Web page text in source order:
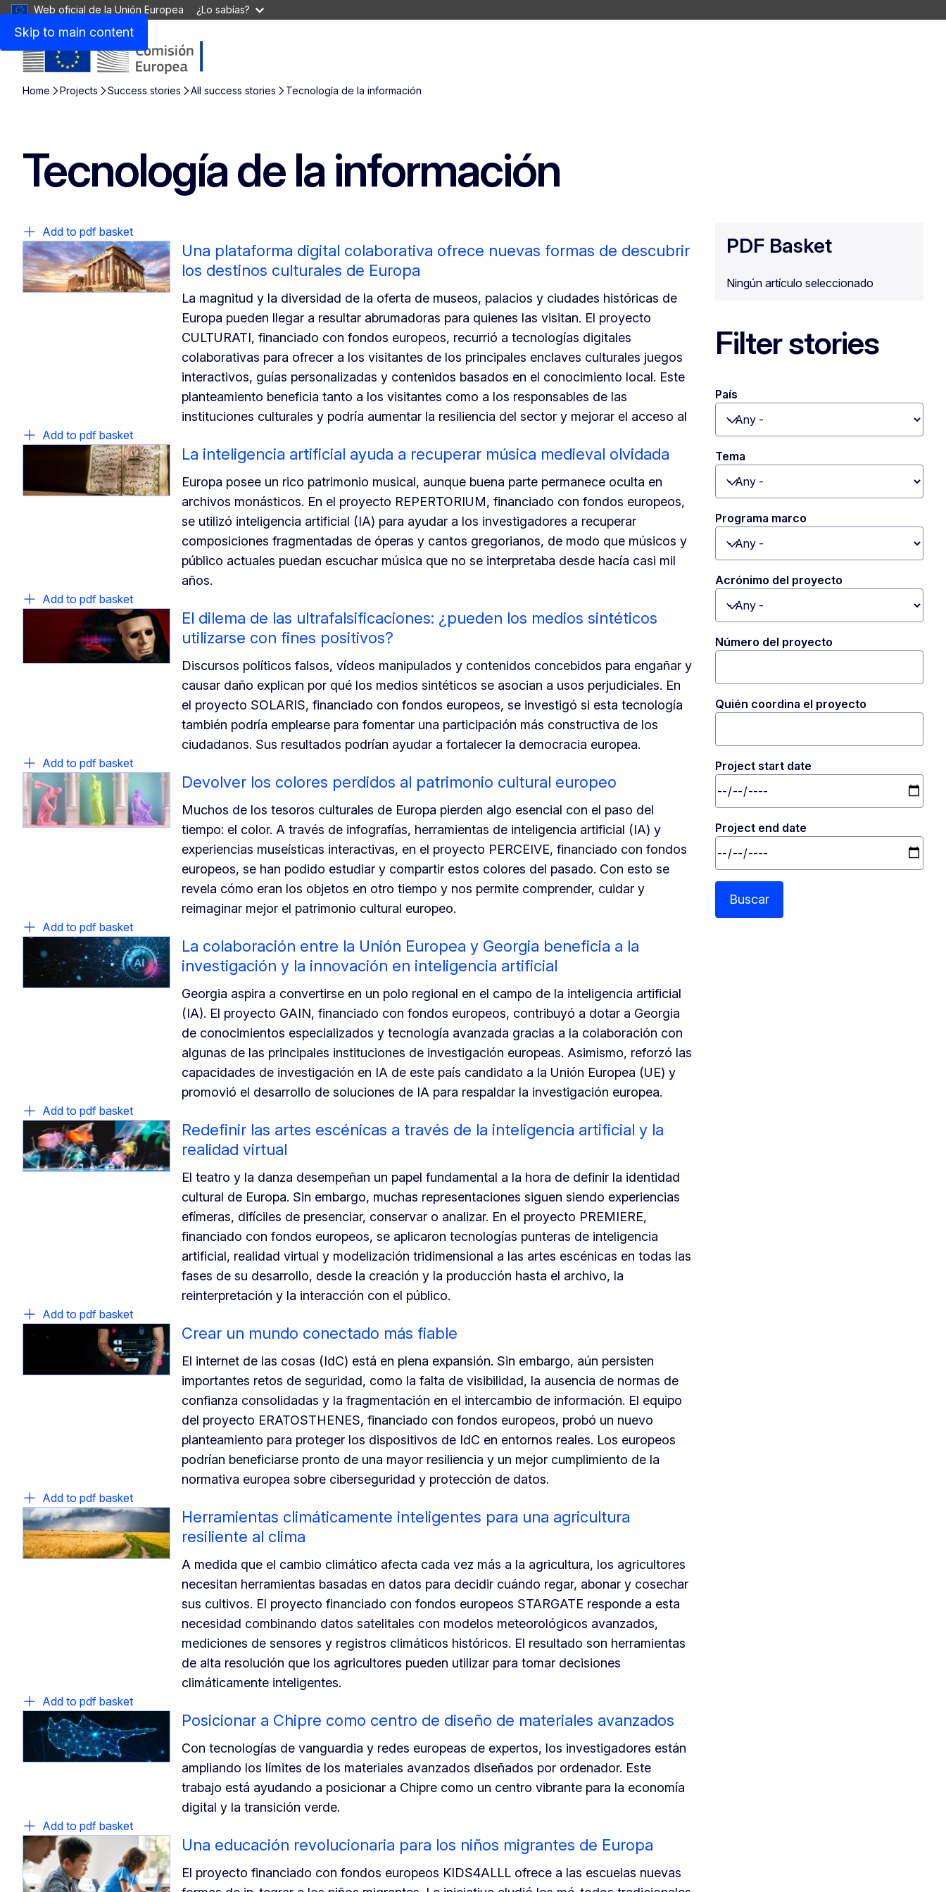
Skip to main content
Web oficial de la Unión Europea ¿Lo sabías?
Home Projects Success stories All success stories Tecnología de la información
Tecnología de la información
Add to pdf basket
Una plataforma digital colaborativa ofrece nuevas formas de descubrir
los destinos culturales de Europa
La magnitud y la diversidad de la oferta de museos, palacios y ciudades históricas de
Europa pueden llegar a resultar abrumadoras para quienes las visitan. El proyecto
CULTURATI, financiado con fondos europeos, recurrió a tecnologías digitales
colaborativas para ofrecer a los visitantes de los principales enclaves culturales juegos
interactivos, guías personalizadas y contenidos basados en el conocimiento local. Este
planteamiento beneficia tanto a los visitantes como a los responsables de las
instituciones culturales y podría aumentar la resiliencia del sector y mejorar el acceso al
Add to pdf basket
La inteligencia artificial ayuda a recuperar música medieval olvidada
Europa posee un rico patrimonio musical, aunque buena parte permanece oculta en
archivos monásticos. En el proyecto REPERTORIUM, financiado con fondos europeos,
se utilizó inteligencia artificial (IA) para ayudar a los investigadores a recuperar
composiciones fragmentadas de óperas y cantos gregorianos, de modo que músicos y
público actuales puedan escuchar música que no se interpretaba desde hacía casi mil
años.
Add to pdf basket
El dilema de las ultrafalsificaciones: ¿pueden los medios sintéticos
utilizarse con fines positivos?
Discursos políticos falsos, vídeos manipulados y contenidos concebidos para engañar y
causar daño explican por qué los medios sintéticos se asocian a usos perjudiciales. En
el proyecto SOLARIS, financiado con fondos europeos, se investigó si esta tecnología
también podría emplearse para fomentar una participación más constructiva de los
ciudadanos. Sus resultados podrían ayudar a fortalecer la democracia europea.
Add to pdf basket
Devolver los colores perdidos al patrimonio cultural europeo
Muchos de los tesoros culturales de Europa pierden algo esencial con el paso del
tiempo: el color. A través de infografías, herramientas de inteligencia artificial (IA) y
experiencias museísticas interactivas, en el proyecto PERCEIVE, financiado con fondos
europeos, se han podido estudiar y compartir estos colores del pasado. Con esto se
revela cómo eran los objetos en otro tiempo y nos permite comprender, cuidar y
reimaginar mejor el patrimonio cultural europeo.
Add to pdf basket
La colaboración entre la Unión Europea y Georgia beneficia a la
investigación y la innovación en inteligencia artificial
Georgia aspira a convertirse en un polo regional en el campo de la inteligencia artificial
(IA). El proyecto GAIN, financiado con fondos europeos, contribuyó a dotar a Georgia
de conocimientos especializados y tecnología avanzada gracias a la colaboración con
algunas de las principales instituciones de investigación europeas. Asimismo, reforzó las
capacidades de investigación en IA de este país candidato a la Unión Europea (UE) y
promovió el desarrollo de soluciones de IA para respaldar la investigación europea.
Add to pdf basket
Redefinir las artes escénicas a través de la inteligencia artificial y la
realidad virtual
El teatro y la danza desempeñan un papel fundamental a la hora de definir la identidad
cultural de Europa. Sin embargo, muchas representaciones siguen siendo experiencias
efímeras, difíciles de presenciar, conservar o analizar. En el proyecto PREMIERE,
financiado con fondos europeos, se aplicaron tecnologías punteras de inteligencia
artificial, realidad virtual y modelización tridimensional a las artes escénicas en todas las
fases de su desarrollo, desde la creación y la producción hasta el archivo, la
reinterpretación y la interacción con el público.
Add to pdf basket
Crear un mundo conectado más fiable
El internet de las cosas (IdC) está en plena expansión. Sin embargo, aún persisten
importantes retos de seguridad, como la falta de visibilidad, la ausencia de normas de
confianza consolidadas y la fragmentación en el intercambio de información. El equipo
del proyecto ERATOSTHENES, financiado con fondos europeos, probó un nuevo
planteamiento para proteger los dispositivos de IdC en entornos reales. Los europeos
podrían beneficiarse pronto de una mayor resiliencia y un mejor cumplimiento de la
normativa europea sobre ciberseguridad y protección de datos.
Add to pdf basket
Herramientas climáticamente inteligentes para una agricultura
resiliente al clima
A medida que el cambio climático afecta cada vez más a la agricultura, los agricultores
necesitan herramientas basadas en datos para decidir cuándo regar, abonar y cosechar
sus cultivos. El proyecto financiado con fondos europeos STARGATE responde a esta
necesidad combinando datos satelitales con modelos meteorológicos avanzados,
mediciones de sensores y registros climáticos históricos. El resultado son herramientas
de alta resolución que los agricultores pueden utilizar para tomar decisiones
climáticamente inteligentes.
Add to pdf basket
Posicionar a Chipre como centro de diseño de materiales avanzados
Con tecnologías de vanguardia y redes europeas de expertos, los investigadores están
ampliando los límites de los materiales avanzados diseñados por ordenador. Este
trabajo está ayudando a posicionar a Chipre como un centro vibrante para la economía
digital y la transición verde.
Add to pdf basket
Una educación revolucionaria para los niños migrantes de Europa
El proyecto financiado con fondos europeos KIDS4ALLL ofrece a las escuelas nuevas
PDF Basket
Ningún artículo seleccionado
Filter stories
País
Toggle dropdown
Tema
Toggle dropdown
Programa marco
Toggle dropdown
Acrónimo del proyecto
Toggle dropdown
Número del proyecto
Quién coordina el proyecto
Project start date
Project end date
Buscar